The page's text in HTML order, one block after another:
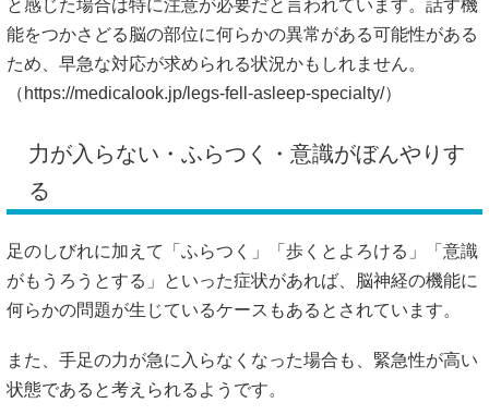
と感じた場合は特に注意が必要だと言われています。話す機
能をつかさどる脳の部位に何らかの異常がある可能性がある
ため、早急な対応が求められる状況かもしれません。
（ https://medicalook.jp/legs-fell-asleep-specialty/）
力が入らない・ふらつく・意識がぼんやりす
る
足のしびれに加えて「ふらつく」「歩くとよろける」「意識
がもうろうとする」といった症状があれば、脳神経の機能に
何らかの問題が生じているケースもあるとされています。
また、手足の力が急に入らなくなった場合も、緊急性が高い
状態であると考えられるようです。